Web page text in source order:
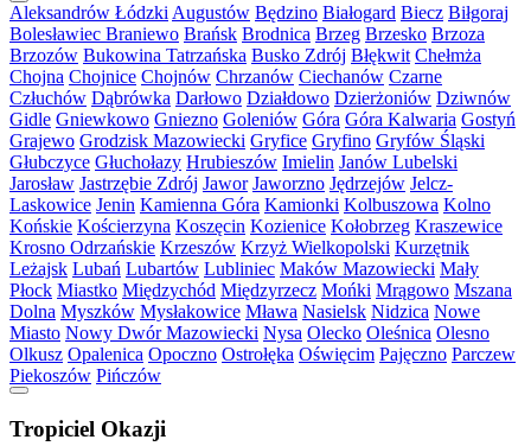
Aleksandrów Łódzki Augustów Będzino Białogard Biecz Biłgoraj
Bolesławiec Braniewo Brańsk Brodnica Brzeg Brzesko Brzoza
Brzozów Bukowina Tatrzańska Busko Zdrój Błękwit Chełmża
Chojna Chojnice Chojnów Chrzanów Ciechanów Czarne
Człuchów Dąbrówka Darłowo Działdowo Dzierżoniów Dziwnów
Gidle Gniewkowo Gniezno Goleniów Góra Góra Kalwaria Gostyń
Grajewo Grodzisk Mazowiecki Gryfice Gryfino Gryfów Śląski
Głubczyce Głuchołazy Hrubieszów Imielin Janów Lubelski
Jarosław Jastrzębie Zdrój Jawor Jaworzno Jędrzejów Jelcz-
Laskowice Jenin Kamienna Góra Kamionki Kolbuszowa Kolno
Końskie Kościerzyna Koszęcin Kozienice Kołobrzeg Kraszewice
Krosno Odrzańskie Krzeszów Krzyż Wielkopolski Kurzętnik
Leżajsk Lubań Lubartów Lubliniec Maków Mazowiecki Mały
Płock Miastko Międzychód Międzyrzecz Mońki Mrągowo Mszana
Dolna Myszków Mysłakowice Mława Nasielsk Nidzica Nowe
Miasto Nowy Dwór Mazowiecki Nysa Olecko Oleśnica Olesno
Olkusz Opalenica Opoczno Ostrołęka Oświęcim Pajęczno Parczew
Piekoszów Pińczów
Tropiciel Okazji